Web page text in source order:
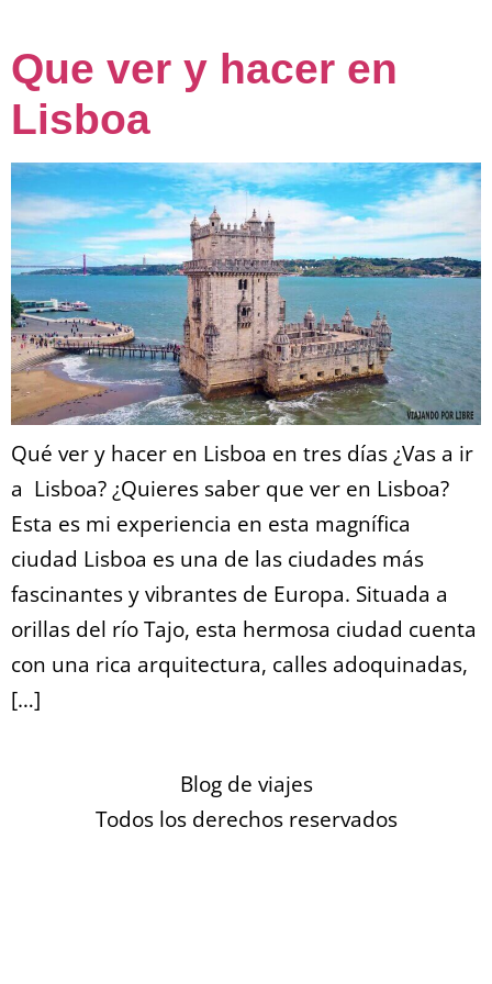
Que ver y hacer en
Lisboa
Qué ver y hacer en Lisboa en tres días ¿Vas a ir
a Lisboa? ¿Quieres saber que ver en Lisboa?
Esta es mi experiencia en esta magnífica
ciudad Lisboa es una de las ciudades más
fascinantes y vibrantes de Europa. Situada a
orillas del río Tajo, esta hermosa ciudad cuenta
con una rica arquitectura, calles adoquinadas,
[…]
Blog de viajes
Todos los derechos reservados